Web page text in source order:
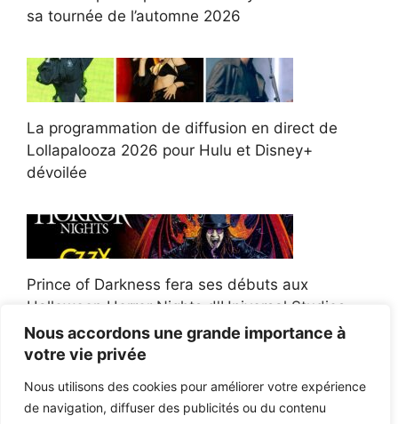
Nous accordons une grande importance à
votre vie privée
Nous utilisons des cookies pour améliorer votre expérience
de navigation, diffuser des publicités ou du contenu
sa tournée de l’automne 2026
La programmation de diffusion en direct de
Lollapalooza 2026 pour Hulu et Disney+
dévoilée
Prince of Darkness fera ses débuts aux
Halloween Horror Nights d'Universal Studios
Afroman poursuit un policier de l'Ohio après la